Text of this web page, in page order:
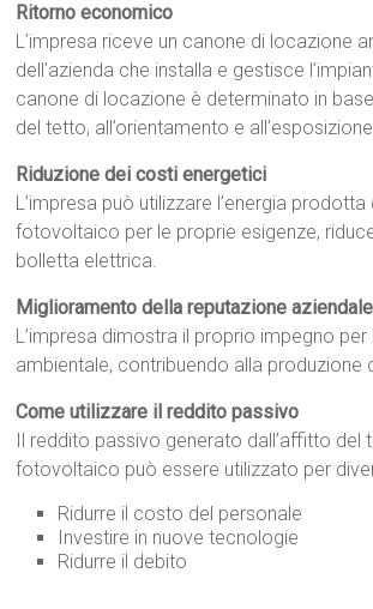
Ritorno economico
L’impresa riceve un canone di locazione
dell’azienda che installa e gestisce
canone di locazione è determinato in
del tetto, all’orientamento e
Riduzione dei costi energetici
L’impresa può utilizzare l’energia prodotta
fotovoltaico per le proprie esigenze,
bolletta elettrica.
Miglioramento della reputazione aziendale
L’impresa dimostra il proprio impegno
ambientale, contribuendo alla produzione
Come utilizzare il reddito passivo
Il reddito passivo generato dall’affitto del
fotovoltaico può essere utilizzato per
Ridurre il costo del personale
Investire in nuove tecnologie
Ridurre il debito